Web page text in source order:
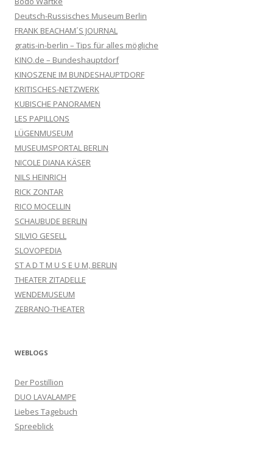
Deutsch-Russisches Museum Berlin
FRANK BEACHAM´S JOURNAL
gratis-in-berlin – Tips für alles mögliche
KINO.de – Bundeshauptdorf
KINOSZENE IM BUNDESHAUPTDORF
KRITISCHES-NETZWERK
KUBISCHE PANORAMEN
LES PAPILLONS
LÜGENMUSEUM
MUSEUMSPORTAL BERLIN
NICOLE DIANA KÄSER
NILS HEINRICH
RICK ZONTAR
RICO MOCELLIN
SCHAUBUDE BERLIN
SILVIO GESELL
SLOVOPEDIA
ST A D T M U S E U M, BERLIN
THEATER ZITADELLE
WENDEMUSEUM
ZEBRANO-THEATER
WEBLOGS
Der Postillion
DUO LAVALAMPE
Liebes Tagebuch
Spreeblick